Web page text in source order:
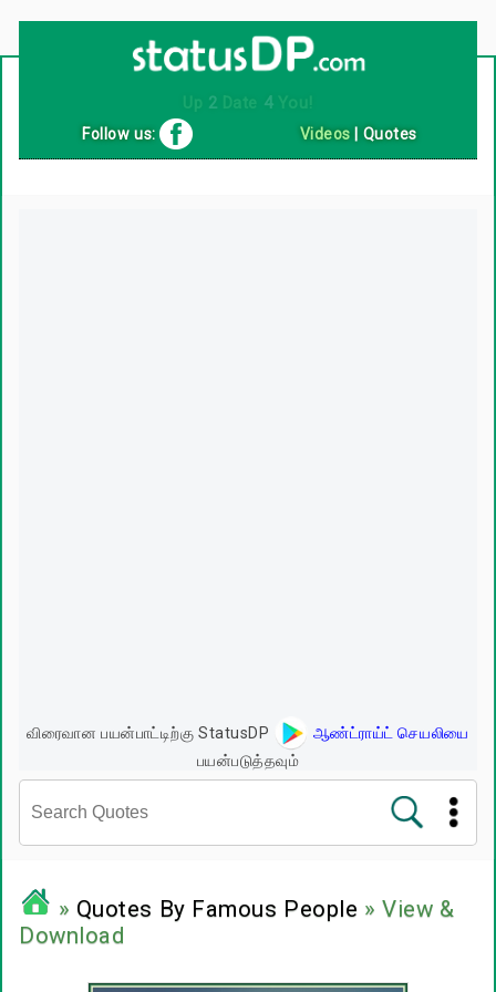
Up 2 Date 4You!
Follow us: Videos Quotes
விரைவான பயன்பாட்டிற்கு StatusDP
ஆண்ட்ராய்ட் செயலியை
பயன்படுத்தவும்
பிரபலங்களின் பொன்மொழிகள்
» Quotes By Famous People » View &
Download